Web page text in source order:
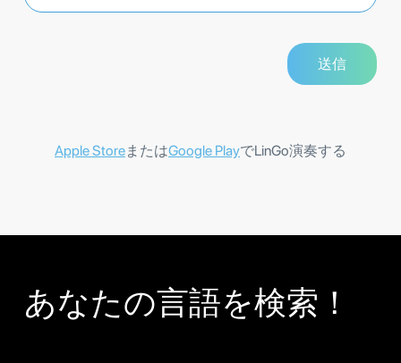
Apple StoreまたはGoogle PlayでLinGo演奏する
あなたの言語を検索！